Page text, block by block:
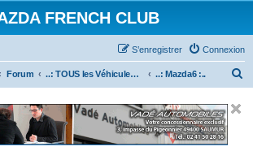
FRENCH CLUB
Connexion
S’enregistrer
Forum ..: TOUS les Véhicules MAZDA :.. ..: Mazda6 :..